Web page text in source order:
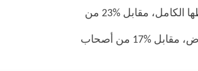
%27 من صاحبات المصالح قلقات من الصعوبة في إعادة المصلحة إلى نشاطها الكامل، مقابل %23 من
الرجال. تبين أيضا أن %18 من صاحبات المصالح قلقان أكثر من تسديد القروض، مقابل %17 من أصحاب